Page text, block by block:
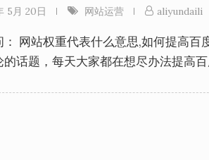
5月 20日 网站运营 aliyundaili
： 网站权重代表什么意思,如何提高百
的话题，每天大家都在想尽办法提高